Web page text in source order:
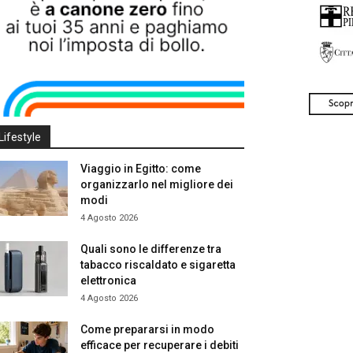
Viaggio in Egitto: come
organizzarlo nel migliore dei
modi
4 Agosto 2026
Quali sono le differenze tra
tabacco riscaldato e sigaretta
elettronica
4 Agosto 2026
Come prepararsi in modo
efficace per recuperare i debiti